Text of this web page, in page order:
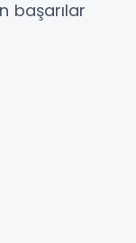
başarılar